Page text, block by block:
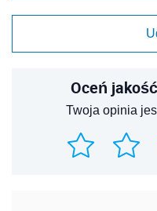
Oceń
Twoja opinia